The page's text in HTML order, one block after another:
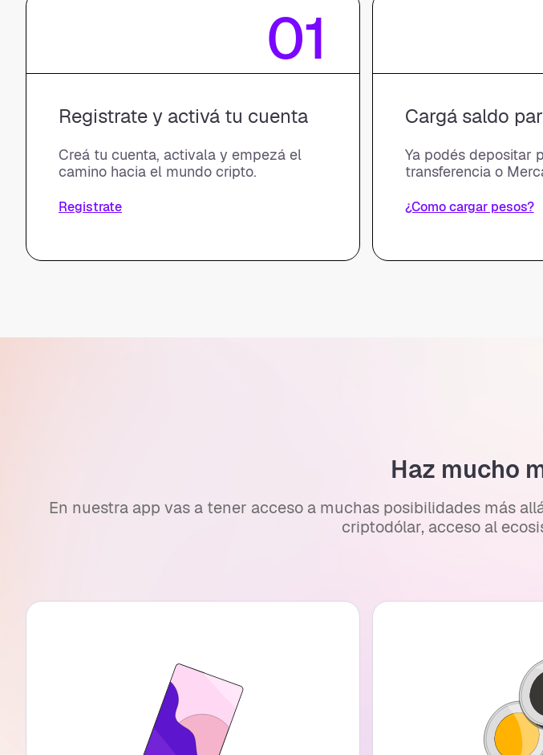
01
Registrate y activá tu cuenta
Creá tu cuenta, activala y empezá el
camino hacia el mundo cripto.
Registrate
Cargá saldo
Ya podés depositar
transferencia o
¿Como cargar pesos?
Haz mucho
En nuestra app vas a tener acceso a muchas posibilidades más
criptodólar, acceso al